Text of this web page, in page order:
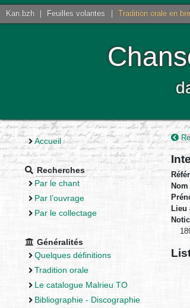
Kan.bzh Feuilles volantes Tradition orale en
Accueil
Recherches
Par le chant
Par l’ouvrage
Par le collectage
Généralités
Quelques définitions
Tradition orale
Le catalogue Malrieu TO
Bibliographie - Discographie
Nom
Lieu